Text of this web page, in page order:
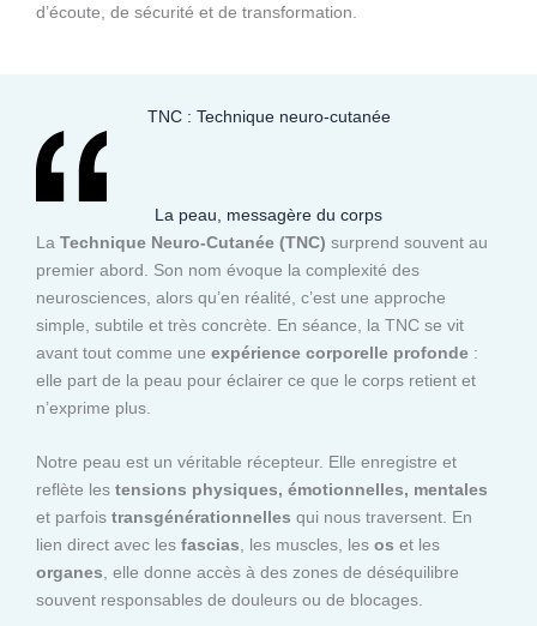
d’écoute, de sécurité et de transformation.
TNC : Technique neuro-cutanée
La peau, messagère du corps
La Technique Neuro-Cutanée (TNC) surprend souvent au
premier abord. Son nom évoque la complexité des
neurosciences, alors qu’en réalité, c’est une approche
simple, subtile et très concrète. En séance, la TNC se vit
avant tout comme une expérience corporelle profonde :
elle part de la peau pour éclairer ce que le corps retient et
n’exprime plus.
Notre peau est un véritable récepteur. Elle enregistre et
reflète les tensions physiques, émotionnelles, mentales
et parfois transgénérationnelles qui nous traversent. En
lien direct avec les fascias, les muscles, les os et les
organes, elle donne accès à des zones de déséquilibre
souvent responsables de douleurs ou de blocages.